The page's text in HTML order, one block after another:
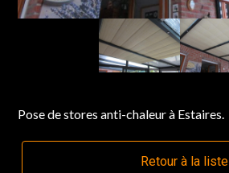
Pose de stores anti-chaleur à Estaires.
Retour à la liste